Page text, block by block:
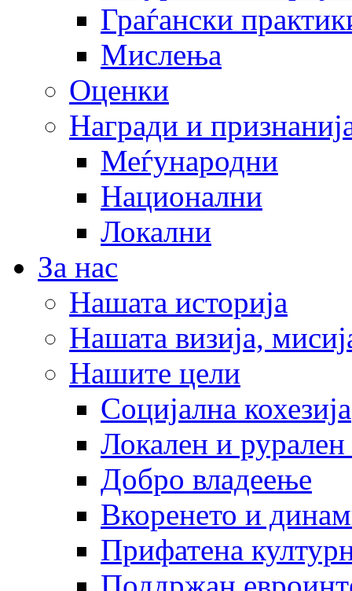
Граѓански
Мислења
Оценки
Награди и
Меѓународни
Национални
Локални
За нас
Нашата историја
Нашата визија,
Нашите цели
Социјална кохезија
Локален и рурален
Добро владеење
Вкоренето и
Прифатена